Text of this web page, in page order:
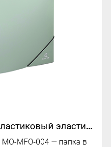
Мягкий сенсорный пластиковый эластичный файл | MO-MFO-004
MFO-004 — папка в